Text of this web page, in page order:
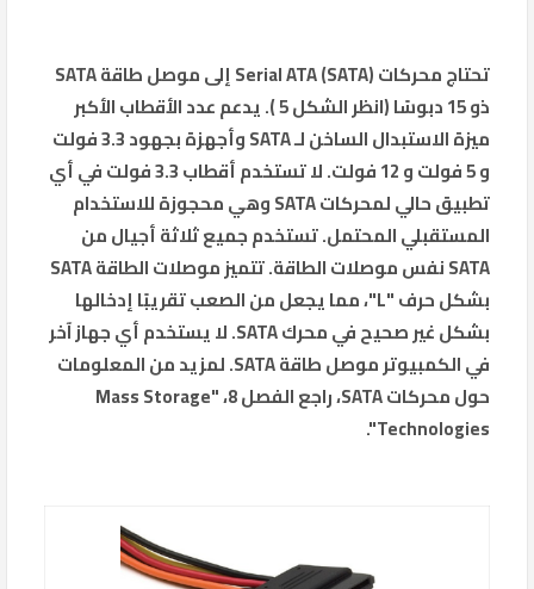
تحتاج محركات Serial ATA (SATA) إلى موصل طاقة SATA
ذو 15 دبوسًا (انظر الشكل 5 ). يدعم عدد الأقطاب الأكبر
ميزة الاستبدال الساخن لـ SATA وأجهزة بجهود 3.3 فولت
و 5 فولت و 12 فولت. لا تستخدم أقطاب 3.3 فولت في أي
تطبيق حالي لمحركات SATA وهي محجوزة للاستخدام
المستقبلي المحتمل. تستخدم جميع ثلاثة أجيال من
SATA نفس موصلات الطاقة. تتميز موصلات الطاقة SATA
بشكل حرف "L"، مما يجعل من الصعب تقريبًا إدخالها
بشكل غير صحيح في محرك SATA. لا يستخدم أي جهاز آخر
في الكمبيوتر موصل طاقة SATA. لمزيد من المعلومات
حول محركات SATA، راجع الفصل 8، "Mass Storage
Technologies".